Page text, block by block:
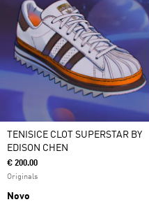
TENISICE CLOT SUPERSTAR BY
EDISON CHEN
€ 200.00
Originals
Novo